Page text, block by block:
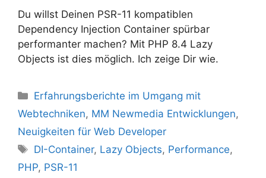
Du willst Deinen PSR-11 kompatiblen
Dependency Injection Container spürbar
performanter machen? Mit PHP 8.4 Lazy
Objects ist dies möglich. Ich zeige Dir wie.
Kategorien
Erfahrungsberichte im Umgang mit
Webtechniken, MM Newmedia Entwicklungen,
Neuigkeiten für Web Developer
Schlagwörter
DI-Container, Lazy Objects, Performance,
PHP, PSR-11